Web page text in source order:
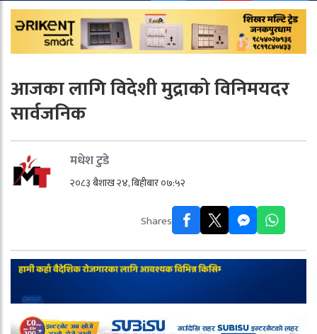
आजका लागि विदेशी मुद्राको विनिमयदर
सार्वजनिक
मधेश टुडे
२०८३ बैशाख २४, बिहीबार ०७:५२
Shares